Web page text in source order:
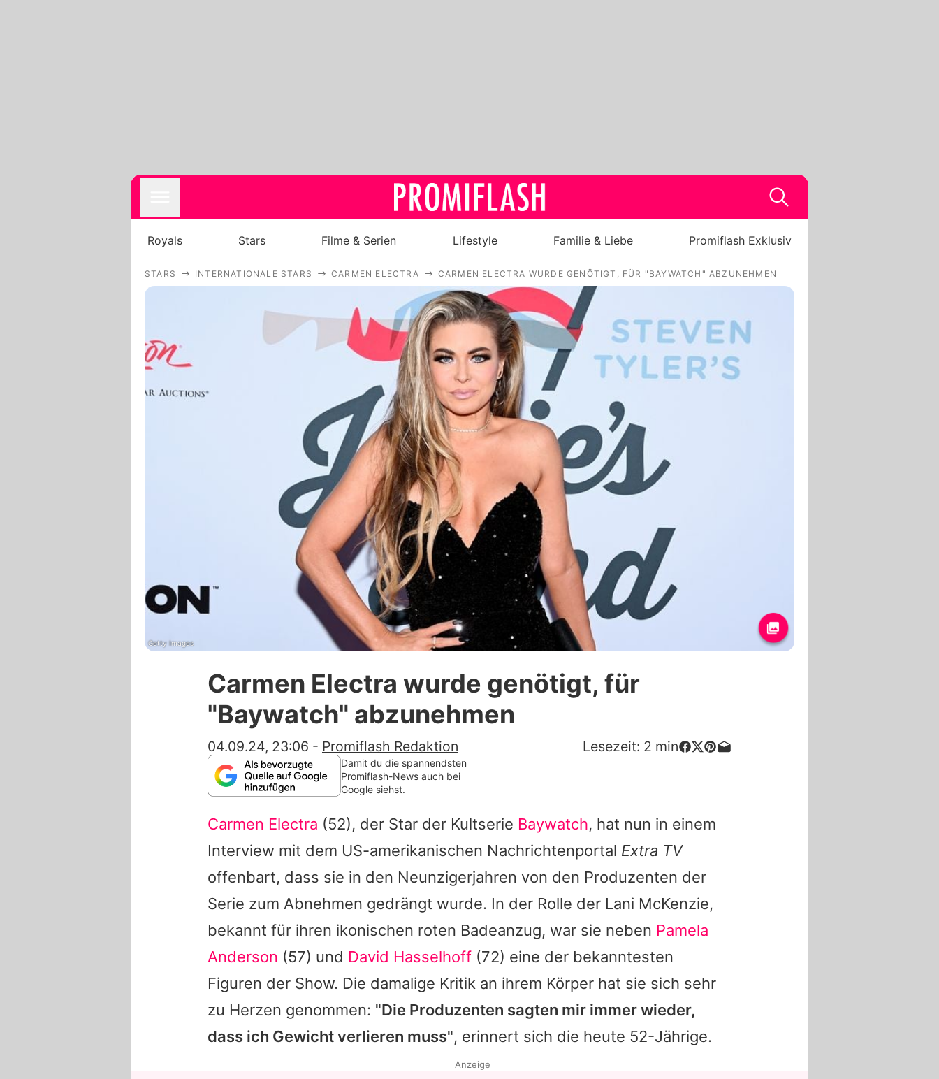
Royals
Stars
Filme & Serien
Lifestyle
Familie & Liebe
Promiflash Exklusiv
Alle Themen auf Promiflash
Jobs
App runterladen
Team
Redaktionelle Richtlinien
Impressum
Datenschutzerklärung
Nutzungsbedingungen
Utiq verwalten
Royals Stars Filme & Serien Lifestyle Familie & Liebe Promiflash Exklusiv
STARS INTERNATIONALE STARS CARMEN ELECTRA CARMEN ELECTRA WURDE GENÖTIGT, FÜR "BAYWATCH" ABZUNEHMEN
Getty Images
Carmen Electra wurde genötigt, für
"Baywatch" abzunehmen
04.09.24, 23:06 - Promiflash Redaktion Lesezeit: 2 min
Damit du die spannendsten
Promiflash-News auch bei
Google siehst.
Carmen Electra (52), der Star der Kultserie Baywatch, hat nun in einem
Interview mit dem US-amerikanischen Nachrichtenportal Extra TV
offenbart, dass sie in den Neunzigerjahren von den Produzenten der
Serie zum Abnehmen gedrängt wurde. In der Rolle der Lani McKenzie,
bekannt für ihren ikonischen roten Badeanzug, war sie neben Pamela
Anderson (57) und David Hasselhoff (72) eine der bekanntesten
Figuren der Show. Die damalige Kritik an ihrem Körper hat sie sich sehr
zu Herzen genommen: "Die Produzenten sagten mir immer wieder,
dass ich Gewicht verlieren muss", erinnert sich die heute 52-Jährige.
Anzeige